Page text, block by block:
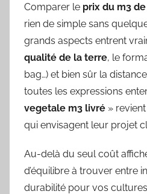
Comparer le prix du m3
rien de simple sans
grands aspects entrent
qualité de la terre, le
bag…) et bien sûr la
toutes les expressions
vegetale m3 livré »
qui envisagent leur projet
Au-delà du seul coût
d’équilibre à trouver entre
durabilité pour vos